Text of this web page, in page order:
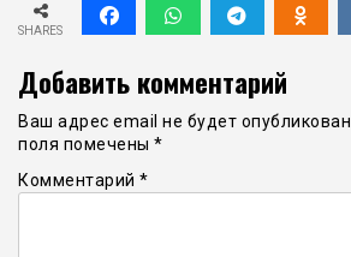
SHARES
Добавить комментарий
Ваш адрес email не будет опубликован.
поля помечены *
Комментарий *